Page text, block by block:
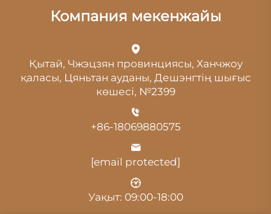
Компания мекенжайы
Қытай, Чжэцзян провинциясы, Ханчжоу
қаласы, Цяньтан ауданы, Дешэнгтің шығыс
көшесі, №2399
+86-18069880575
[email protected]
Уақыт: 09:00-18:00